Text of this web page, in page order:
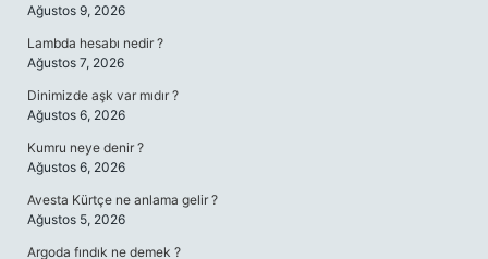
Ağustos 9, 2026
Lambda hesabı nedir ?
Ağustos 7, 2026
Dinimizde aşk var mıdır ?
Ağustos 6, 2026
Kumru neye denir ?
Ağustos 6, 2026
Avesta Kürtçe ne anlama gelir ?
Ağustos 5, 2026
Argoda fındık ne demek ?